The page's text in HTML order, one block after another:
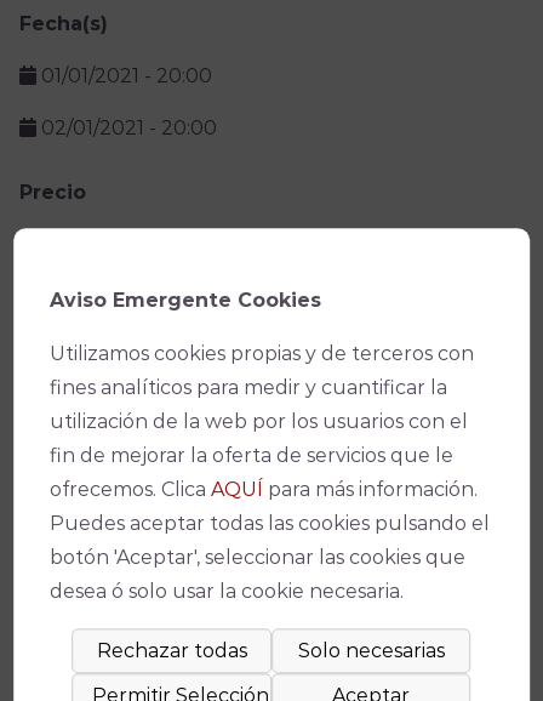
Fecha(s)
01/01/2021 - 20:00
02/01/2021 - 20:00
Precio
Facebook
X WhatsApp
Email
Copy
Espectáculos relacionados
No se ha encontrado un evento relacionado.
Aviso Emergente Cookies
Utilizamos cookies propias y de terceros con
fines analíticos para medir y cuantificar la
utilización de la web por los usuarios con el
fin de mejorar la oferta de servicios que le
ofrecemos. ClicaAQUÍ
para más información.
Puedes aceptar todas las cookies pulsando el
botón 'Aceptar', seleccionar las cookies que
desea ó solo usar la cookie necesaria.